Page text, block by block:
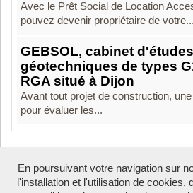
Avec le Prêt Social de Location
pouvez devenir propriétaire de votre...
GEBSOL, cabinet
géotechniques de types
RGA situé à Dijon
Avant tout projet de construction,
pour évaluer les...
Boosté par Arfooo 2.02 - ©
En poursuivant votre navigation sur
l'installation et l'utilisation de cookies,